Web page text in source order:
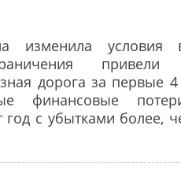
изменила условия
дорога за первые
финансовые
год с убытками более,